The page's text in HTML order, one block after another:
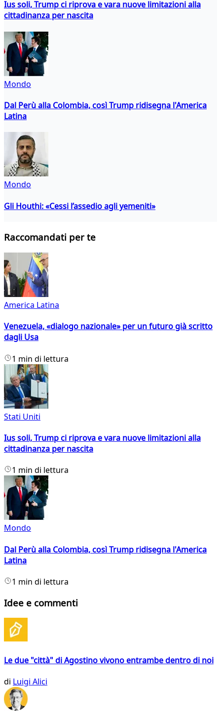
Ius soli, Trump ci riprova e vara nuove limitazioni alla
cittadinanza per nascita
Mondo
Dal Perù alla Colombia, così Trump ridisegna l'America
Latina
Mondo
Gli Houthi: «Cessi l’assedio agli yemeniti»
Raccomandati per te
America Latina
Venezuela, «dialogo nazionale» per un futuro già scritto
dagli Usa
1 min di lettura
Stati Uniti
Ius soli, Trump ci riprova e vara nuove limitazioni alla
cittadinanza per nascita
1 min di lettura
Mondo
Dal Perù alla Colombia, così Trump ridisegna l'America
Latina
1 min di lettura
Idee e commenti
Le due "città" di Agostino vivono entrambe dentro di noi
di Luigi Alici